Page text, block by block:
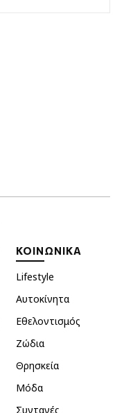
ΚΟΙΝΩΝΙΚΑ
Lifestyle
Αυτοκίνητα
Εθελοντισμός
Ζώδια
Θρησκεία
Μόδα
Συνταγές